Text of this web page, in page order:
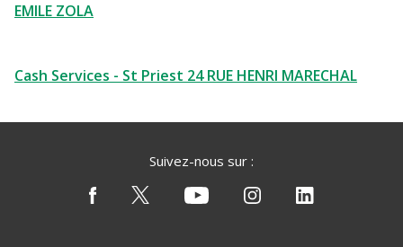
EMILE ZOLA
Cash Services - St Priest 24 RUE HENRI MARECHAL
Suivez-nous sur :